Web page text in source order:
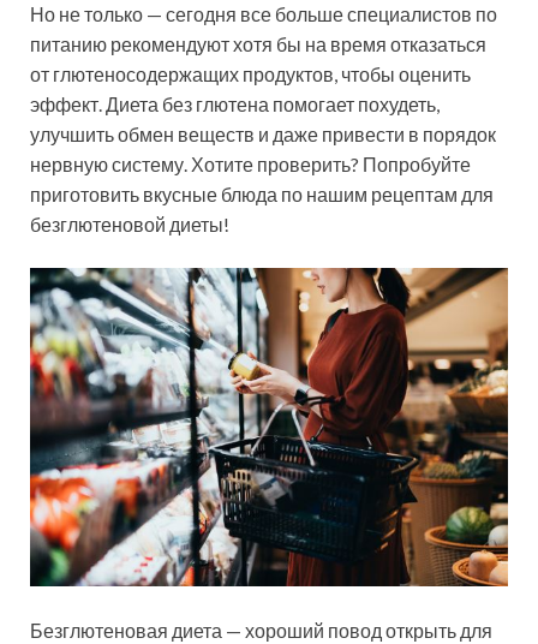
Но не только — сегодня все больше специалистов по
питанию рекомендуют хотя бы на время отказаться
от глютеносодержащих продуктов, чтобы оценить
эффект. Диета без глютена помогает похудеть,
улучшить обмен веществ и даже привести в порядок
нервную систему. Хотите проверить? Попробуйте
приготовить вкусные блюда по нашим рецептам для
безглютеновой диеты!
Безглютеновая диета — хороший повод открыть для